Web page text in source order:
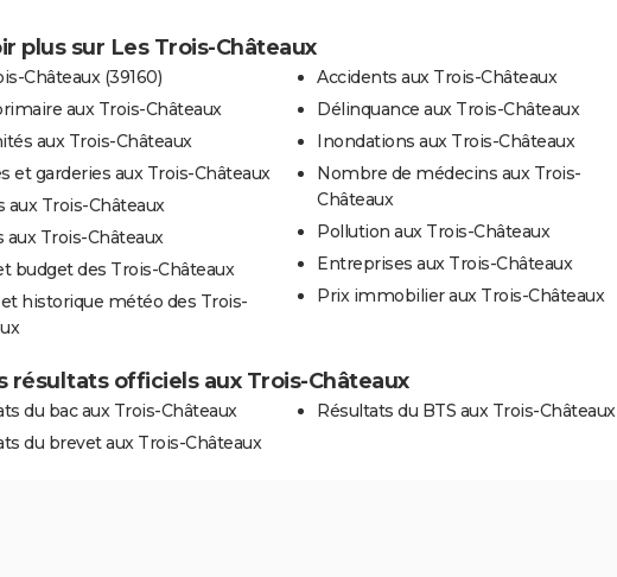
plus sur Les Trois-Châteaux
Châteaux (39160)
aux Trois-Châteaux
aux Trois-Châteaux
et garderies aux Trois-Châteaux
aux Trois-Châteaux
Trois-Châteaux
budget des Trois-Châteaux
historique météo des Trois-
Accidents aux Trois-Châteaux
Délinquance aux Trois-Châteaux
Inondations aux Trois-Châteaux
Nombre de médecins aux Trois-
Châteaux
Pollution aux Trois-Châteaux
Entreprises aux Trois-Châteaux
Prix immobilier aux Trois-Châteaux
résultats officiels aux Trois-Châteaux
du bac aux Trois-Châteaux
du brevet aux Trois-Châteaux
Résultats du BTS aux Trois-Châteaux